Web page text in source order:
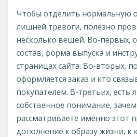
Чтобы отделить нормальную
лишней тревоги, полезно
несколько вещей. Во-первых,
состав, форма выпуска и
страницах сайта. Во-вторых,
оформляется заказ и кто
покупателем. В-третьих, есть
собственное понимание,
рассматриваете именно этот
дополнение к образу жизни, к